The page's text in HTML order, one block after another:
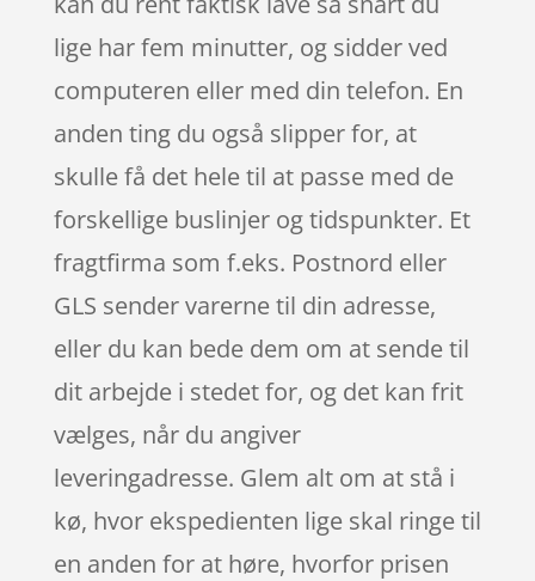
lige har fem minutter, og sidder ved
computeren eller med din telefon. En
anden ting du også slipper for, at
skulle få det hele til at passe med de
forskellige buslinjer og tidspunkter. Et
fragtfirma som f.eks. Postnord eller
GLS sender varerne til din adresse,
eller du kan bede dem om at sende til
dit arbejde i stedet for, og det kan frit
vælges, når du angiver
leveringadresse. Glem alt om at stå i
kø, hvor ekspedienten lige skal ringe til
en anden for at høre, hvorfor prisen